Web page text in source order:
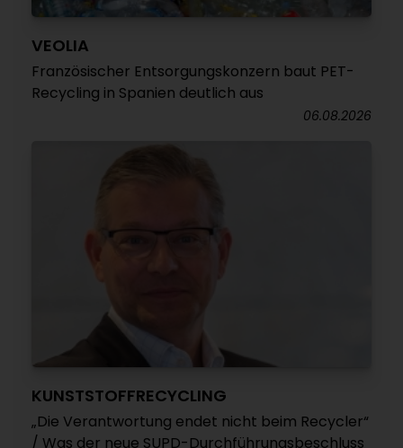
VEOLIA
Französischer Entsorgungskonzern baut PET-
Recycling in Spanien deutlich aus
06.08.2026
KUNSTSTOFFRECYCLING
„Die Verantwortung endet nicht beim Recycler“
/ Was der neue SUPD-Durchführungsbeschluss